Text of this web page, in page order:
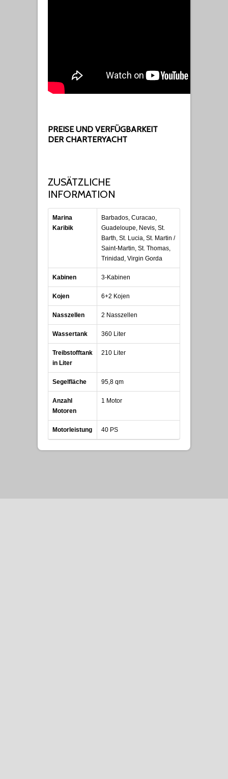
PREISE UND VERFÜGBARKEIT
DER CHARTERYACHT
ZUSÄTZLICHE
INFORMATION
Marina
Karibik
Barbados, Curacao,
Guadeloupe, Nevis, St.
Barth, St. Lucia, St. Martin /
Saint-Martin, St. Thomas,
Trinidad, Virgin Gorda
Kabinen 3-Kabinen
Kojen 6+2 Kojen
Nasszellen 2 Nasszellen
Wassertank 360 Liter
Treibstofftank
in Liter
210 Liter
Segelfläche 95,8 qm
Anzahl
Motoren
1 Motor
Motorleistung 40 PS